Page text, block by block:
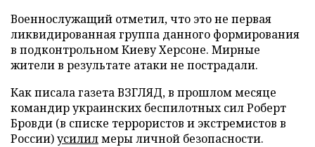
Военнослужащий отметил, что это не первая
ликвидированная группа данного формирования
в подконтрольном Киеву Херсоне. Мирные
жители в результате атаки не пострадали.
Как писала газета ВЗГЛЯД, в прошлом месяце
командир украинских беспилотных сил Роберт
Бровди (в списке террористов и экстремистов в
России)усилилмеры личной безопасности.